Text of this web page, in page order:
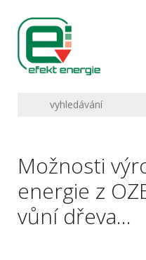
Možnosti
energie z
vůní dřeva…